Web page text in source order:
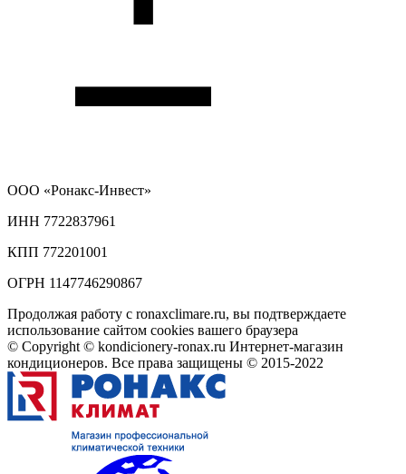
ООО «Ронакс-Инвест»
ИНН 7722837961
КПП 772201001
ОГРН 1147746290867
Продолжая работу с ronaxclimare.ru, вы подтверждаете
использование сайтом cookies вашего браузера
© Copyright © kondicionery-ronax.ru Интернет-магазин
кондиционеров. Все права защищены © 2015-2022